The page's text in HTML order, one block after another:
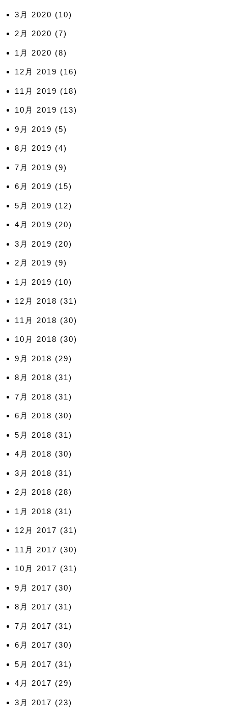
3月 2020 (10)
2月 2020 (7)
1月 2020 (8)
12月 2019 (16)
11月 2019 (18)
10月 2019 (13)
9月 2019 (5)
8月 2019 (4)
7月 2019 (9)
6月 2019 (15)
5月 2019 (12)
4月 2019 (20)
3月 2019 (20)
2月 2019 (9)
1月 2019 (10)
12月 2018 (31)
11月 2018 (30)
10月 2018 (30)
9月 2018 (29)
8月 2018 (31)
7月 2018 (31)
6月 2018 (30)
5月 2018 (31)
4月 2018 (30)
3月 2018 (31)
2月 2018 (28)
1月 2018 (31)
12月 2017 (31)
11月 2017 (30)
10月 2017 (31)
9月 2017 (30)
8月 2017 (31)
7月 2017 (31)
6月 2017 (30)
5月 2017 (31)
4月 2017 (29)
3月 2017 (23)